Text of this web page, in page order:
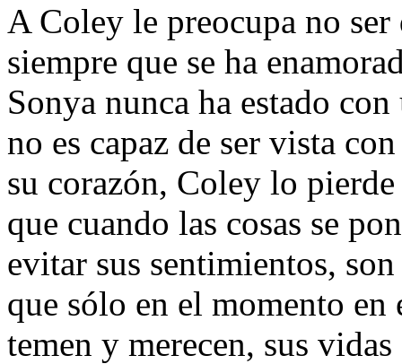
A Coley le preocupa no
siempre que se ha
Sonya nunca ha estado
no es capaz de ser vista
su corazón, Coley lo
que cuando las cosas se
evitar sus sentimientos,
que sólo en el momento en
temen y merecen, sus